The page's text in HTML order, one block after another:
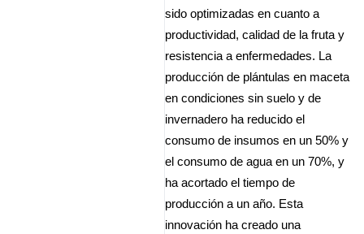
sido optimizadas en cuanto a
productividad, calidad de la fruta y
resistencia a enfermedades. La
producción de plántulas en maceta
en condiciones sin suelo y de
invernadero ha reducido el
consumo de insumos en un 50% y
el consumo de agua en un 70%, y
ha acortado el tiempo de
producción a un año. Esta
innovación ha creado una